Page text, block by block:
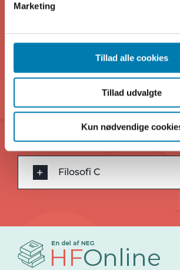
Marketing
Tillad alle cookies
Tillad udvalgte
Kun nødvendige
Mediefag C
Psykologi B
Psykologi C
Filosofi C